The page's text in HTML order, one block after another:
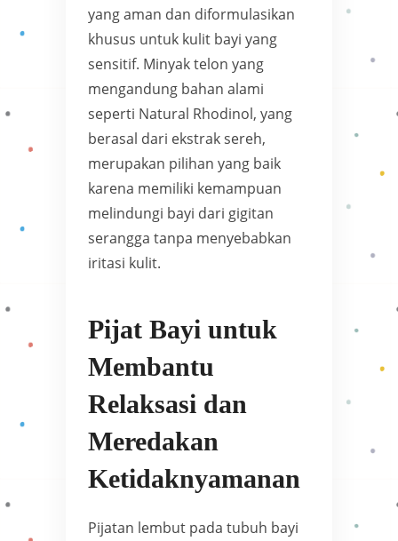
yang aman dan diformulasikan
khusus untuk kulit bayi yang
sensitif. Minyak telon yang
mengandung bahan alami
seperti Natural Rhodinol, yang
berasal dari ekstrak sereh,
merupakan pilihan yang baik
karena memiliki kemampuan
melindungi bayi dari gigitan
serangga tanpa menyebabkan
iritasi kulit.
Pijat Bayi untuk
Membantu
Relaksasi dan
Meredakan
Ketidaknyamanan
Pijatan lembut pada tubuh bayi